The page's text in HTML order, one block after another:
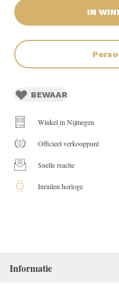
IN
BEWAAR
Winkel in Nijmegen
Officieel verkooppunt
Snelle reactie
Inruilen horloge
Informatie